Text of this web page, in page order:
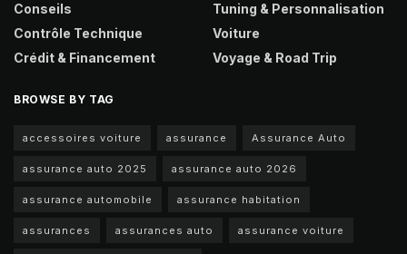
Conseils
Contrôle Technique
Crédit & Financement
Tuning & Personnalisation
Voiture
Voyage & Road Trip
BROWSE BY TAG
accessoires voiture assurance Assurance Auto
assurance auto 2025 assurance auto 2026
assurance automobile assurance habitation
assurances assurances auto assurance voiture